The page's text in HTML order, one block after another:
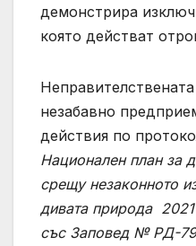
демонстрира
която действат
незабавно
действия по
Национален план за
срещу незаконното
дивата природа
със Заповед № РД-